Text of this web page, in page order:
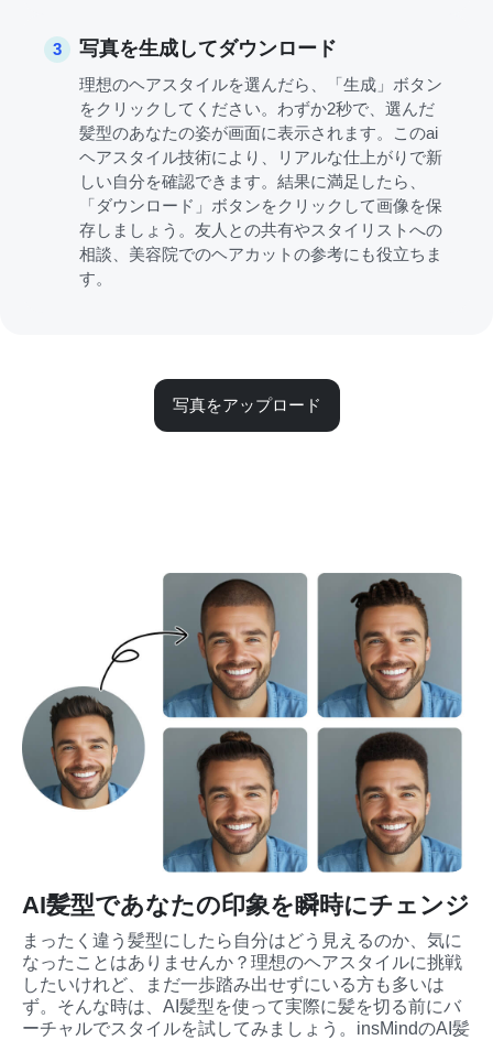
3 写真を生成してダウンロード
理想のヘアスタイルを選んだら、「生成」ボタン
をクリックしてください。わずか2秒で、選んだ
髪型のあなたの姿が画面に表示されます。このai
ヘアスタイル技術により、リアルな仕上がりで新
しい自分を確認できます。結果に満足したら、
「ダウンロード」ボタンをクリックして画像を保
存しましょう。友人との共有やスタイリストへの
相談、美容院でのヘアカットの参考にも役立ちま
す。
写真をアップロード
AI髪型であなたの印象を瞬時にチェンジ
まったく違う髪型にしたら自分はどう見えるのか、気に
なったことはありませんか？理想のヘアスタイルに挑戦
したいけれど、まだ一歩踏み出せずにいる方も多いは
ず。そんな時は、AI髪型を使って実際に髪を切る前にバ
ーチャルでスタイルを試してみましょう。insMindのAI髪